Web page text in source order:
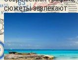
сюжеты завлекают